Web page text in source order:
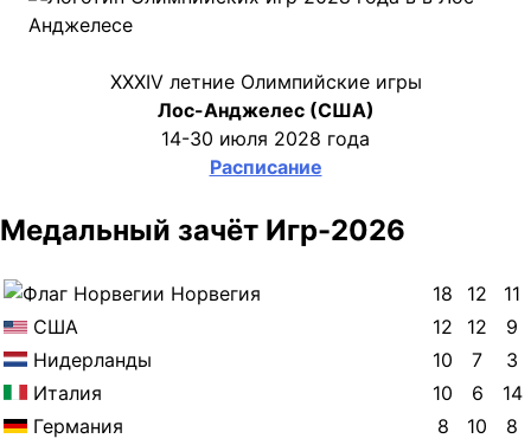
XXXIV летние Олимпийские игры
Лос-Анджелес (США)
14-30 июля 2028 года
Расписание
Медальный зачёт Игр-2026
Норвегия 18 12
11
США
12 12
9
Нидерланды
10 7
3
Италия
10 6
14
Германия
8 10
8